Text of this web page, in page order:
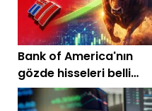
Bank of America'nın
gözde hisseleri belli
oldu: Zirvede SASA var